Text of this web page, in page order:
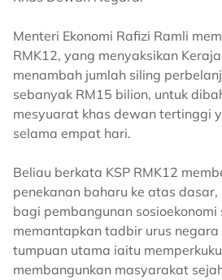
Menteri Ekonomi Rafizi Ramli
RMK12, yang menyaksikan
menambah jumlah siling
sebanyak RM15 bilion, untuk
mesyuarat khas dewan tertinggi
selama empat hari.
Beliau berkata KSP RMK12
penekanan baharu ke atas
bagi pembangunan
memantapkan tadbir urus
tumpuan utama iaitu
membangunkan masyarakat